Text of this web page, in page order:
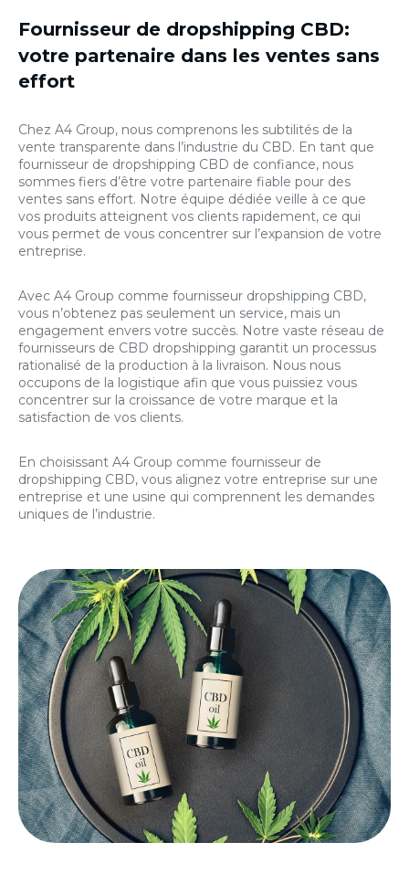
Fournisseur de dropshipping CBD:
votre partenaire dans les ventes sans
effort
Chez A4 Group, nous comprenons les subtilités de la
vente transparente dans l’industrie du CBD. En tant que
fournisseur de dropshipping CBD de confiance, nous
sommes fiers d’être votre partenaire fiable pour des
ventes sans effort. Notre équipe dédiée veille à ce que
vos produits atteignent vos clients rapidement, ce qui
vous permet de vous concentrer sur l’expansion de votre
entreprise.
Avec A4 Group comme fournisseur dropshipping CBD,
vous n’obtenez pas seulement un service, mais un
engagement envers votre succès. Notre vaste réseau de
fournisseurs de CBD dropshipping garantit un processus
rationalisé de la production à la livraison. Nous nous
occupons de la logistique afin que vous puissiez vous
concentrer sur la croissance de votre marque et la
satisfaction de vos clients.
En choisissant A4 Group comme fournisseur de
dropshipping CBD, vous alignez votre entreprise sur une
entreprise et une usine qui comprennent les demandes
uniques de l’industrie.